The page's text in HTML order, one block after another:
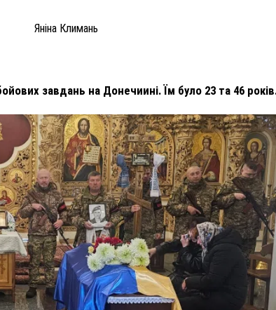
Яніна Климань
завдань на Донечиині. Їм було 23 та 46
ВНАСЛІДОК ПОРАНЕНЬ, ОТРИМАНИХ НА
ПОМЕР ВОЇН ЮРІЙ ВОЙТИК